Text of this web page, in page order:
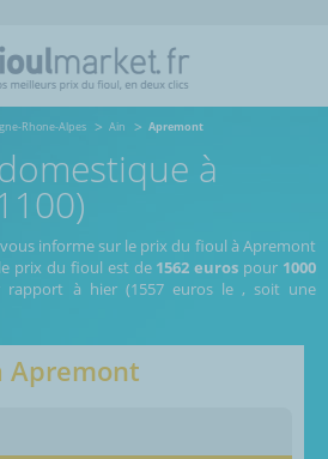
Rhone-Alpes Ain Apremont
à
informe sur le prix du fioul à Apremont
le prix du fioul est de 1562 euros pour 1000
à hier (1557 euros le , soit une
Apremont